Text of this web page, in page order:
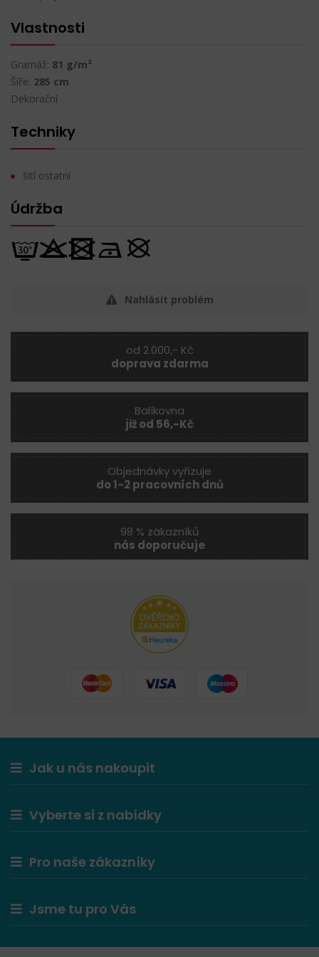
Vlastnosti
Gramáž: 81 g/m²
Šíře: 285 cm
Dekorační
Techniky
šití ostatní
Údržba
Nahlásit problém
od 2.000,- Kč
doprava zdarma
Balíkovna
již od 56,-Kč
Objednávky vyřizuje
do 1-2 pracovních dnů
98 % zákazníků
nás doporučuje
Jak u nás nakoupit
Vyberte si z nabídky
Pro naše zákazníky
Jsme tu pro Vás